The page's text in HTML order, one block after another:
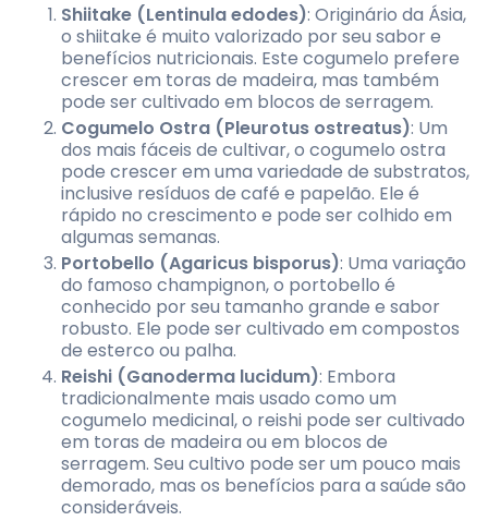
Shiitake (Lentinula edodes): Originário da Ásia,
o shiitake é muito valorizado por seu sabor e
benefícios nutricionais. Este cogumelo prefere
crescer em toras de madeira, mas também
pode ser cultivado em blocos de serragem.
Cogumelo Ostra (Pleurotus ostreatus): Um
dos mais fáceis de cultivar, o cogumelo ostra
pode crescer em uma variedade de substratos,
inclusive resíduos de café e papelão. Ele é
rápido no crescimento e pode ser colhido em
algumas semanas.
Portobello (Agaricus bisporus): Uma variação
do famoso champignon, o portobello é
conhecido por seu tamanho grande e sabor
robusto. Ele pode ser cultivado em compostos
de esterco ou palha.
Reishi (Ganoderma lucidum): Embora
tradicionalmente mais usado como um
cogumelo medicinal, o reishi pode ser cultivado
em toras de madeira ou em blocos de
serragem. Seu cultivo pode ser um pouco mais
demorado, mas os benefícios para a saúde são
consideráveis.